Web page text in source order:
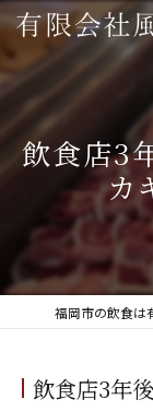
飲食店3
カ
飲食店3年